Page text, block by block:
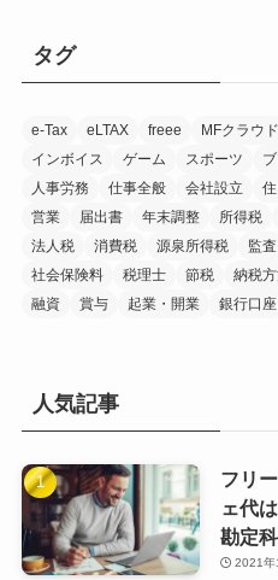
タグ
e-Tax eLTAX freee MFクラウド
インボイス
ゲーム スポーツ
人事労務
仕事全般 会社設立
営業
届出書 年末調整 所得税
法人税
消費税 源泉所得税 監査
社会保険料
税理士 節税 納税
融資
賞与 起業・開業 銀行口座
人気記事
フリ
ェ代
勘定
2021年